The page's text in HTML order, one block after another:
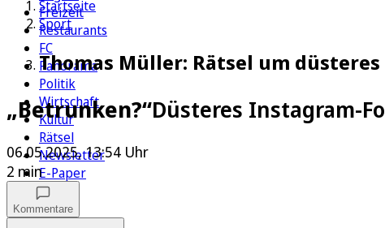
Freizeit
Restaurants
FC
Panorama
Politik
Wirtschaft
Kultur
Rätsel
Newsletter
E-Paper
Startseite
Sport
Thomas Müller: Rätsel um
„Betrunken?“Düsteres Instagram-
06.05.2025, 13:54 Uhr
2 min
Kommentare